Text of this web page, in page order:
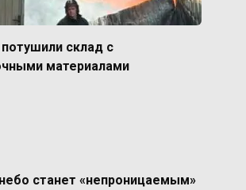
склад с
материалами
станет «непроницаемым»